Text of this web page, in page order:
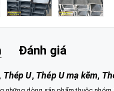
Đánh giá
, Thép U, Thép U mạ kẽm,